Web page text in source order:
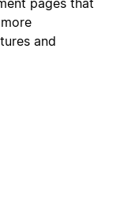
pages that
and